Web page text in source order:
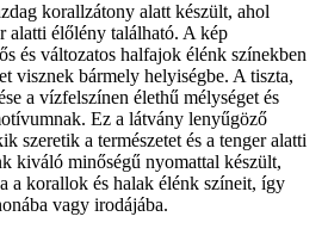
korallzátony alatt készült, ahol
alatti élőlény található. A kép
és változatos halfajok élénk színekben
visznek bármely helyiségbe. A tiszta,
a vízfelszínen élethű mélységet és
Ez a látvány lenyűgöző
szeretik a természetet és a tenger alatti
kiváló minőségű nyomattal készült,
a korallok és halak élénk színeit, így
vagy irodájába.